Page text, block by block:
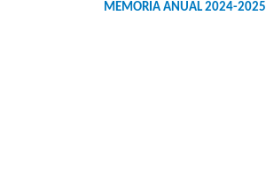
MEMORIA ANUAL 2024-2025